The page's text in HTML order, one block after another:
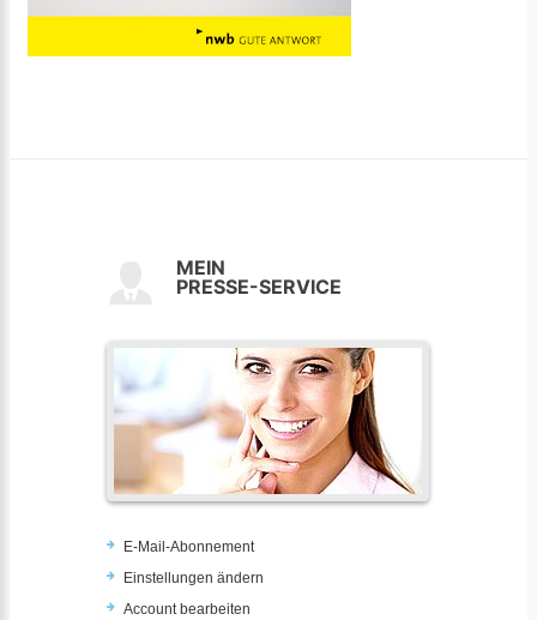
MEIN
PRESSE-SERVICE
E-Mail-Abonnement
Einstellungen ändern
Account bearbeiten